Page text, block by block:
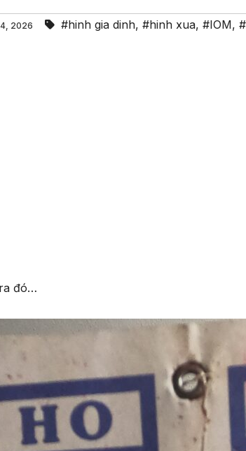
2026 #hinh gia dinh, #hinh xua, #IOM,
đó…